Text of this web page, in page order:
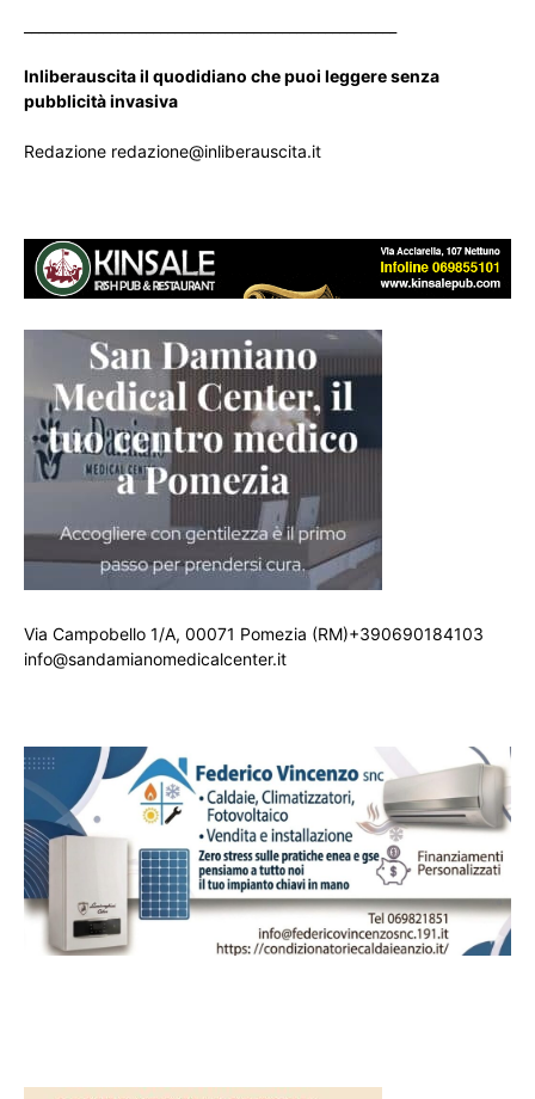
Inliberauscita il quodidiano che puoi leggere senza
pubblicità invasiva
Redazione redazione@inliberauscita.it
Via Campobello 1/A, 00071 Pomezia (RM)+390690184103
info@sandamianomedicalcenter.it